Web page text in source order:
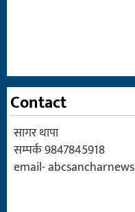
Contact
सागर थापा
सम्पर्क 9847845918
email-